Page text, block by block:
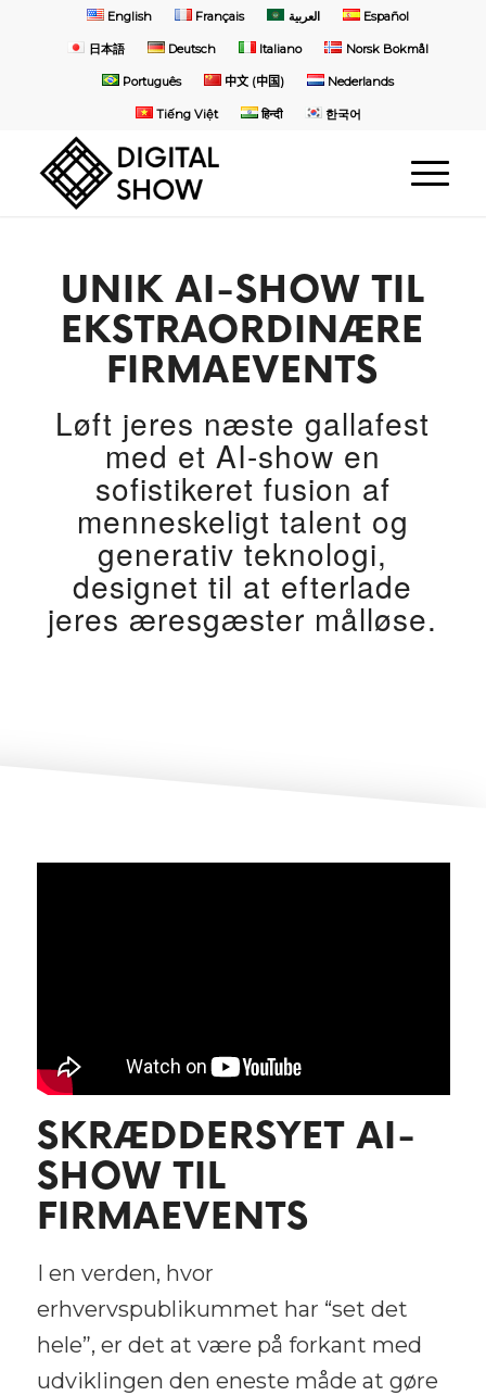
English Français العربية Español
日本語 Deutsch Italiano Norsk Bokmål
Português 中文 (中国) Nederlands
Tiếng Việt हिन्दी 한국어
UNIK AI-SHOW TIL
EKSTRAORDINÆRE
FIRMAEVENTS
Løft jeres næste gallafest
med et AI-show en
sofistikeret fusion af
menneskeligt talent og
generativ teknologi,
designet til at efterlade
jeres æresgæster målløse.
SKRÆDDERSYET AI-
SHOW TIL
FIRMAEVENTS
I en verden, hvor
erhvervspublikummet har “set det
hele”, er det at være på forkant med
udviklingen den eneste måde at gøre